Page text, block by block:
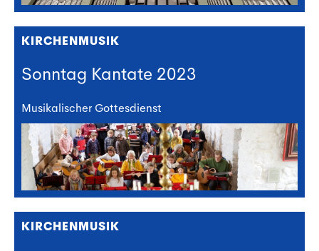
KIRCHENMUSIK
Sonntag Kantate 2023
Musikalischer Gottesdienst
KIRCHENMUSIK